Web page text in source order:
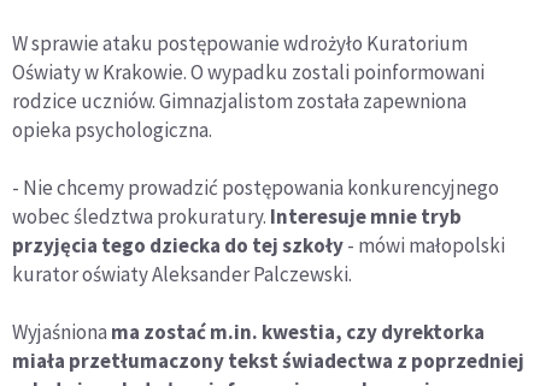
W sprawie ataku postępowanie wdrożyło Kuratorium
Oświaty w Krakowie. O wypadku zostali poinformowani
rodzice uczniów. Gimnazjalistom została zapewniona
opieka psychologiczna.
- Nie chcemy prowadzić postępowania konkurencyjnego
wobec śledztwa prokuratury. Interesuje mnie tryb
przyjęcia tego dziecka do tej szkoły- mówi małopolski
kurator oświaty Aleksander Palczewski.
Wyjaśniona ma zostać m.in. kwestia, czy dyrektorka
miała przetłumaczony tekst świadectwa z poprzedniej